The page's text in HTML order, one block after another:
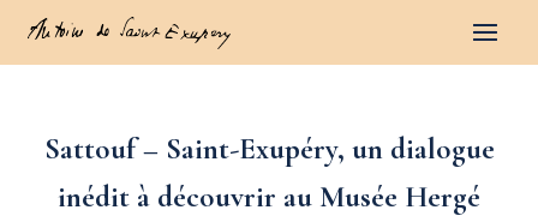
Sattouf – Saint-Exupéry, un dialogue
inédit à découvrir au Musée Hergé